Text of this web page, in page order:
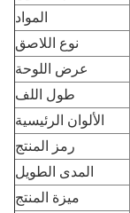
المواد
نوع اللاصق
عرض اللوحة
طول اللف
الألوان الرئيسية
رمز المنتج
المدى الطويل
ميزة المنتج